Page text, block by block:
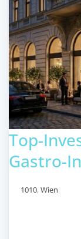
Top-
Gastro-
1010,Wien